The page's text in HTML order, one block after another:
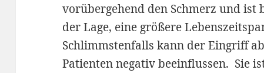
vorübergehend den Schmerz und ist
der Lage, eine größere
Schlimmstenfalls kann der Eingriff
Patienten negativ beeinflussen. Sie